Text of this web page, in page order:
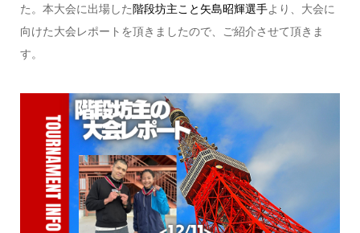
た。本大会に出場した階段坊主こと矢島昭輝選手より、大会に
向けた大会レポートを頂きましたので、ご紹介させて頂きま
す。